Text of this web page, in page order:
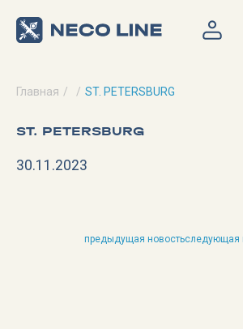
Главная ST. PETERSBURG
ST. PETERSBURG
30.11.2023
предыдущая новостьследующая